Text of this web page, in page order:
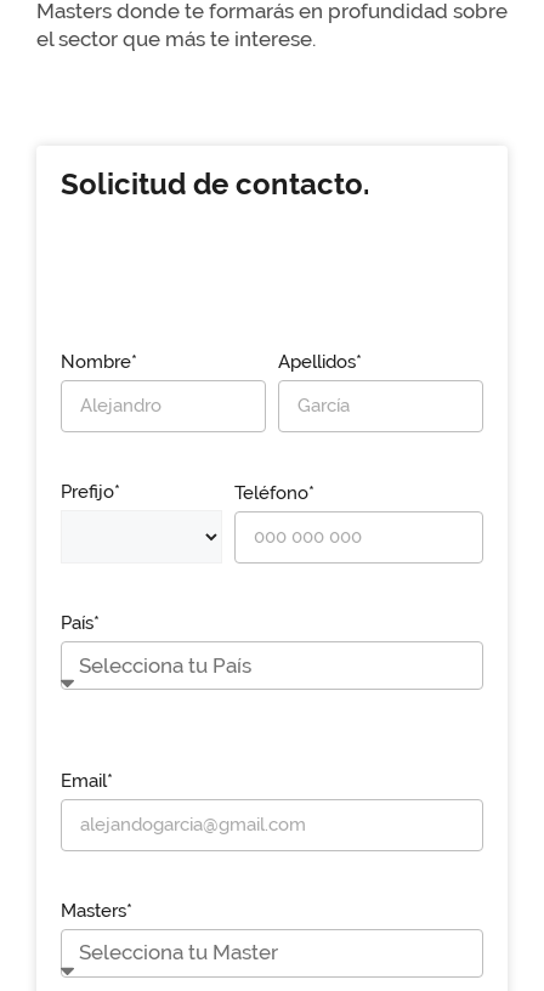
Masters donde te formarás en profundidad sobre
el sector que más te interese.
Solicitud de contacto.
Nombre* Apellidos*
Prefijo* Teléfono*
País*
Email*
Masters*